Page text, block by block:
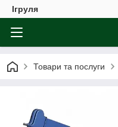
Ігруля
Товари та послуги